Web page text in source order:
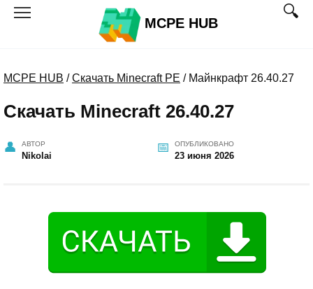
Перейти
MCPE HUB
MCPE HUB /Скачать Minecraft PE / Майнкрафт 26.40.27
Скачать Minecraft 26.40.27
АВТОР
Nikolai
ОПУБЛИКОВАНО
23 июня 2026